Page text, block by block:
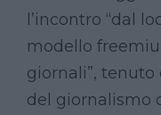
l’incontro “dal
modello
giornali”, tenuto
del giornalismo